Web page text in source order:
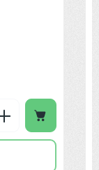
Wert